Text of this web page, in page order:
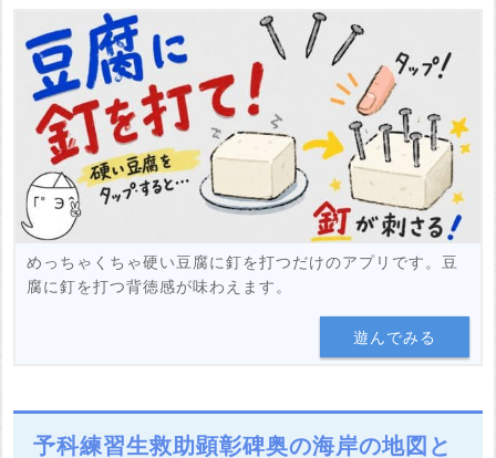
めっちゃくちゃ硬い豆腐に釘を打つだけのアプリです。豆
腐に釘を打つ背徳感が味わえます。
遊んでみる
予科練習生救助顕彰碑奥の海岸の地図と